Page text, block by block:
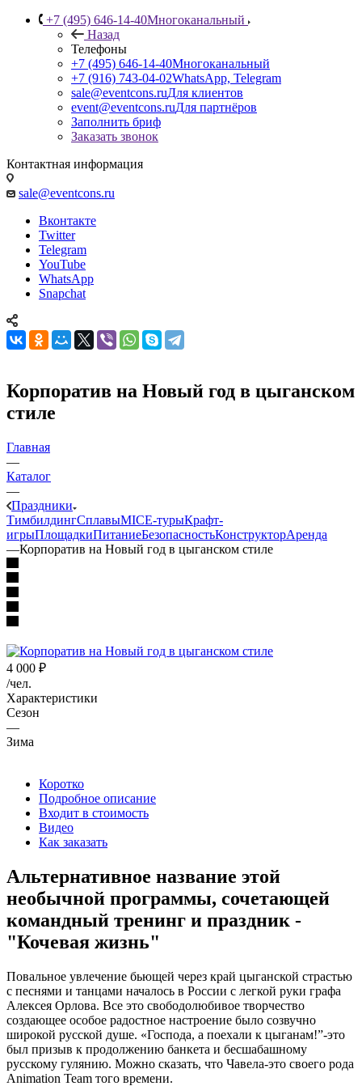
+7 (495) 646-14-40Многоканальный
Назад
Телефоны
+7 (495) 646-14-40Многоканальный
+7 (916) 743-04-02WhatsApp, Telegram
sale@eventcons.ruДля клиентов
event@eventcons.ruДля партнёров
Заполнить бриф
Заказать звонок
Контактная информация
sale@eventcons.ru
Вконтакте
Twitter
Telegram
YouTube
WhatsApp
Snapchat
Корпоратив на Новый год в цыганском
стиле
Главная
—
Каталог
—
Праздники
ТимбилдингСплавыMICE‑турыКрафт-
игрыПлощадкиПитаниеБезопасностьКонструкторАренда
—Корпоратив на Новый год в цыганском стиле
4 000 ₽
/чел.
Характеристики
Сезон
—
Зима
Коротко
Подробное описание
Входит в стоимость
Видео
Как заказать
Альтернативное название этой
необычной программы, сочетающей
командный тренинг и праздник -
"Кочевая жизнь"
Повальное увлечение бьющей через край цыганской страстью
с песнями и танцами началось в России с легкой руки графа
Алексея Орлова. Все это свободолюбивое творчество
создающее особое радостное настроение было созвучно
широкой русской душе. «Господа, а поехали к цыганам!”-это
был призыв к продолжению банкета и бесшабашному
русскому гулянию. Можно сказать, что Чавела-это своего рода
Animation Team того времени.